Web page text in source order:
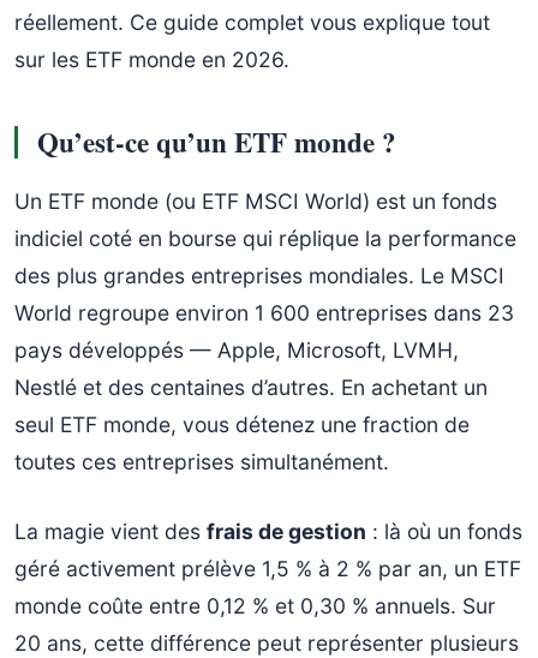
réellement. Ce guide complet vous explique tout
sur les ETF monde en 2026.
Qu’est-ce qu’un ETF monde ?
Un ETF monde (ou ETF MSCI World) est un fonds
indiciel coté en bourse qui réplique la performance
des plus grandes entreprises mondiales. Le MSCI
World regroupe environ 1 600 entreprises dans 23
pays développés — Apple, Microsoft, LVMH,
Nestlé et des centaines d’autres. En achetant un
seul ETF monde, vous détenez une fraction de
toutes ces entreprises simultanément.
La magie vient des frais de gestion : là où un fonds
géré activement prélève 1,5 % à 2 % par an, un ETF
monde coûte entre 0,12 % et 0,30 % annuels. Sur
20 ans, cette différence peut représenter plusieurs